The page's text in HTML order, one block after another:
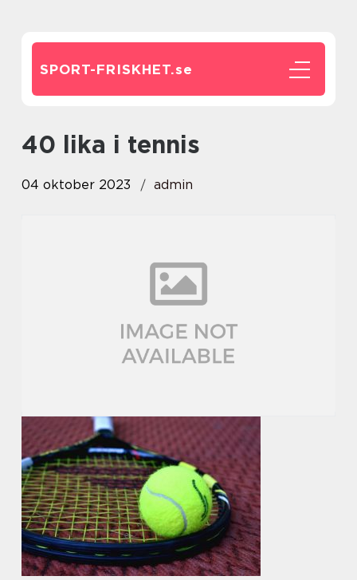
SPORT-FRISKHET.se
40 lika i tennis
04 oktober 2023 admin